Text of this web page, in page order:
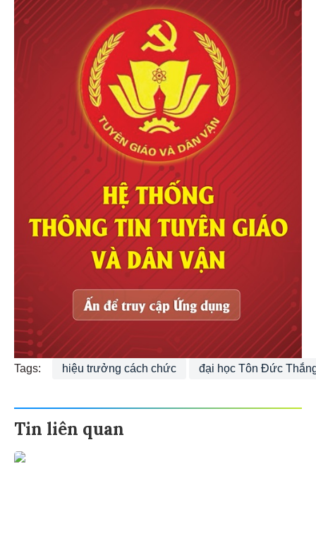
Tags: hiệu trưởng cách chức đại học Tôn Đức
Tin liên quan